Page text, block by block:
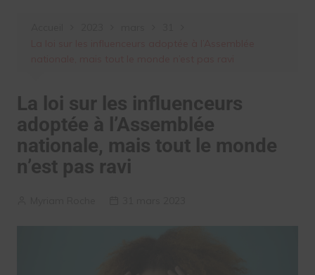
La loi sur les influenceurs
adoptée à l’Assemblée
nationale, mais tout le monde
n’est pas ravi